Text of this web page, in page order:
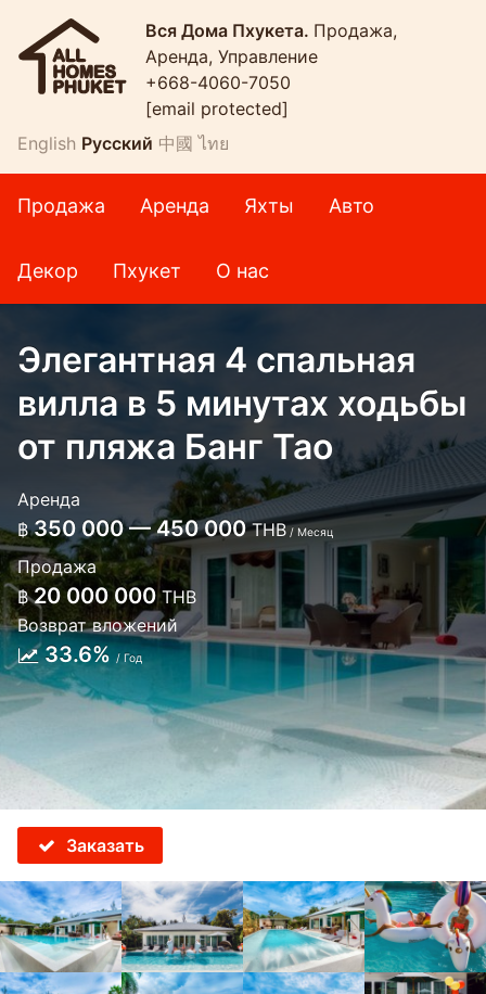
Вся Дома Пхукета. Продажа,
Аренда, Управление
+668-4060-7050
[email protected]
English Русский 中國 ไทย
Продажа Аренда Яхты Авто
Декор Пхукет О нас
Элегантная 4 спальная
вилла в 5 минутах ходьбы
от пляжа Банг Тао
Аренда
฿ 350 000 — 450 000THB / Месяц
Продажа
฿ 20 000 000THB
Возврат вложений
33.6%/ Год
Заказать